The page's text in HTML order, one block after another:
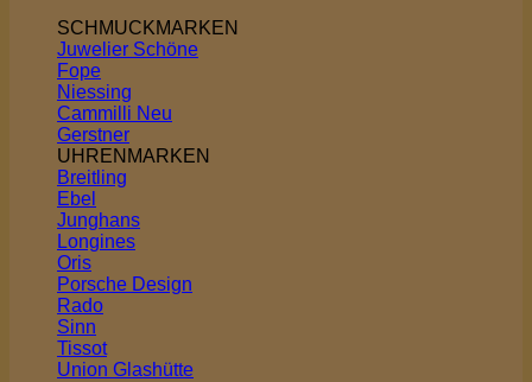
SCHMUCKMARKEN
Juwelier Schöne
Fope
Niessing
Cammilli
Gerstner
UHRENMARKEN
Breitling
Ebel
Junghans
Longines
Oris
Porsche Design
Rado
Sinn
Tissot
Union Glashütte